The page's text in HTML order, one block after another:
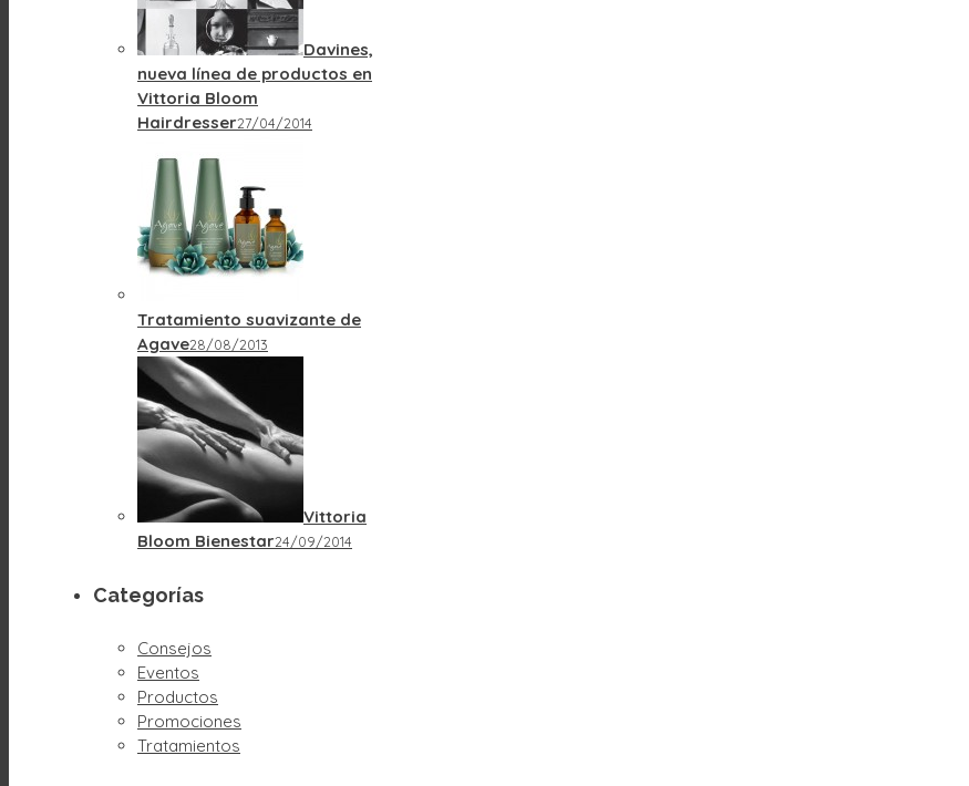
Davines,
nueva línea de productos en
Vittoria Bloom
Hairdresser27/04/2014
Tratamiento suavizante de
Agave28/08/2013
Vittoria
Bloom Bienestar24/09/2014
Categorías
Consejos
Eventos
Productos
Promociones
Tratamientos